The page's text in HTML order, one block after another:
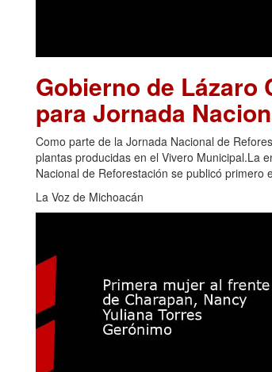
Gobierno de Lázaro
para Jornada
Como parte de la Jornada Nacional de
plantas producidas en el Vivero Municipal.La
Nacional de Reforestación se publicó primero
La Voz de Michoacán